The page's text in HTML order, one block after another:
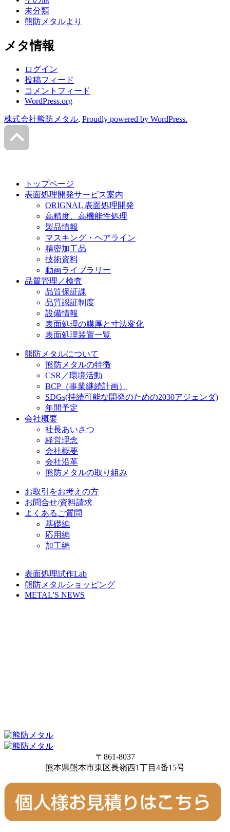
未分類
熊防メタルより
メタ情報
ログイン
投稿フィード
コメントフィード
WordPress.org
株式会社熊防メタル, Proudly powered by WordPress.
トップページ
表面処理開発サービス案内
ORIGNAL 表面処理開発
高精度、高機能性処理
製品情報
マスキング・ヘアライン
精密加工品
技術資料
動画ライブラリー
品質管理／検査
品質保証課
品質認証制度
設備情報
表面処理の膜厚と寸法変化
表面処理装置一覧
熊防メタルについて
熊防メタルの特徴
CSR／環境活動
BCP（事業継続計画）
SDGs(持続可能な開発のための2030アジェンダ)
年間予定
会社概要
社長あいさつ
経営理念
会社概要
会社沿革
熊防メタルの取り組み
お取引をお考えの方
お問合せ/資料請求
よくあるご質問
基礎編
応用編
加工編
表面処理試作Lab
熊防メタルショッピング
METAL'S NEWS
〒861-8037
熊本県熊本市東区長嶺西1丁目4番15号